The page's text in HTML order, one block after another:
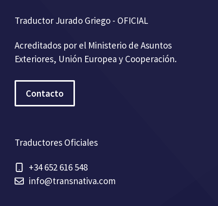
Traductor Jurado Griego - OFICIAL
Acreditados por el Ministerio de Asuntos
Exteriores, Unión Europea y Cooperación.
Contacto
Traductores Oficiales
+34 652 616 548
info@transnativa.com